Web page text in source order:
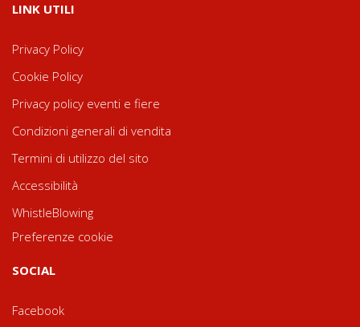
LINK UTILI
Privacy Policy
Cookie Policy
Privacy policy eventi e fiere
Condizioni generali di vendita
Termini di utilizzo del sito
Accessibilità
WhistleBlowing
Preferenze cookie
SOCIAL
Facebook